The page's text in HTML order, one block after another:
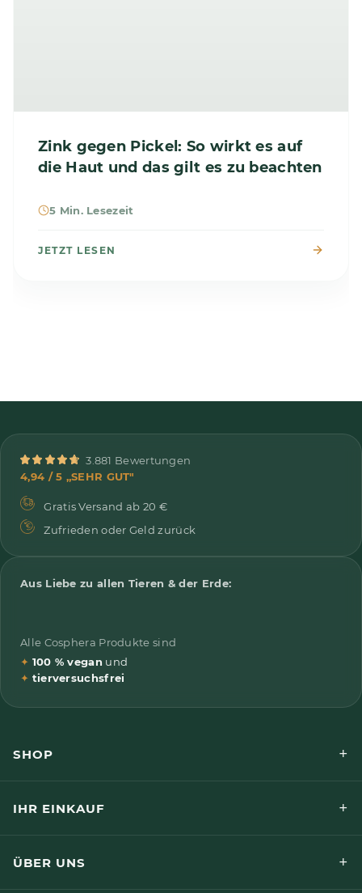
Zink gegen Pickel: So wirkt es auf
die Haut und das gilt es zu beachten
5 Min. Lesezeit
JETZT LESEN
3.881 Bewertungen
4,94 / 5 „SEHR GUT"
Gratis Versand ab 20 €
Zufrieden oder Geld zurück
Aus Liebe zu allen Tieren & der Erde:
Alle Cosphera Produkte sind
✦ 100 % vegan und
✦ tierversuchsfrei
SHOP +
IHR EINKAUF +
ÜBER UNS +